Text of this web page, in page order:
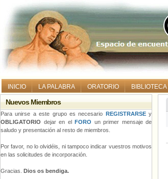
INICIO LA PALABRA ORATORIO BIBLIOTECA
Nuevos Miembros
Para unirse a este grupo es necesario REGISTRARSEy
OBLIGATORIO dejar en el FORO un primer mensaje de
saludo y presentación al resto de miembros.
Por favor, no lo olvidéis, ni tampoco indicar vuestros motivos
en las solicitudes de incorporación.
Gracias. Dios os bendiga.